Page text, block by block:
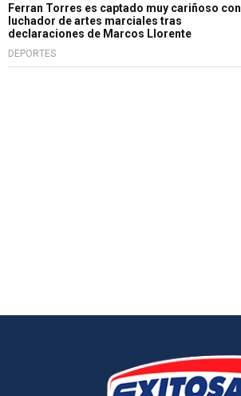
Ferran Torres es captado muy cariñoso con
luchador de artes marciales tras
declaraciones de Marcos Llorente
DEPORTES